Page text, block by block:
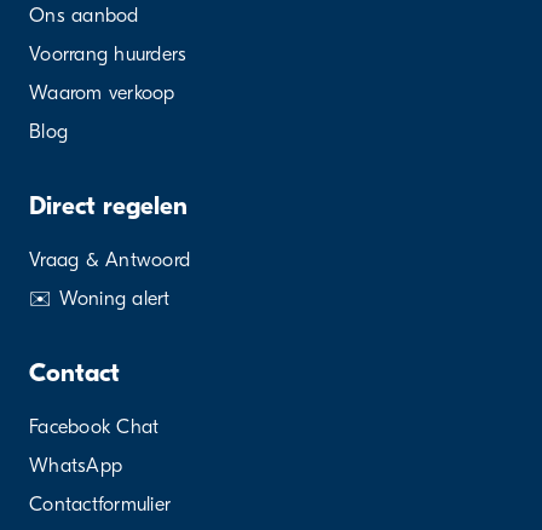
Ons aanbod
Voorrang huurders
Waarom verkoop
Blog
Direct regelen
Vraag & Antwoord
✉️ Woning alert
Contact
Facebook Chat
WhatsApp
Contactformulier